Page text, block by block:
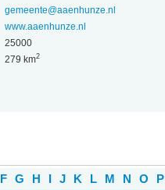
gemeente@aaenhunze.nl
www.aaenhunze.nl
25000
279 km2
F G H I J K L M N O P